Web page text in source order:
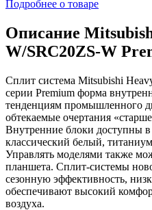
Подробнее о товаре
Описание
W/SRC20ZS-W
Сплит система Mitsubishi
серии Premium форма
тенденциям промышленного
обтекаемые очертания
Внутренние блоки доступны
классический белый,
Управлять моделями также
планшета. Сплит-системы
сезонную эффективность,
обеспечивают высокий
воздуха.